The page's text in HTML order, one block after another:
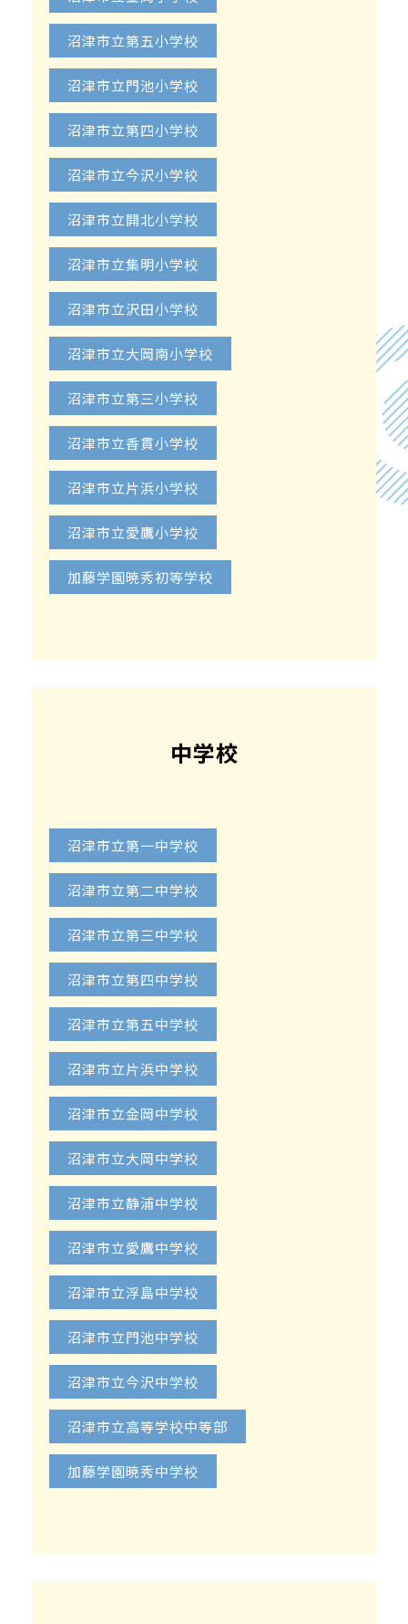
沼津市立第五小学校
沼津市立門池小学校
沼津市立第四小学校
沼津市立今沢小学校
沼津市立開北小学校
沼津市立集明小学校
沼津市立沢田小学校
沼津市立大岡南小学校
沼津市立第三小学校
沼津市立香貫小学校
沼津市立片浜小学校
沼津市立愛鷹小学校
加藤学園暁秀初等学校
中学校
沼津市立第一中学校
沼津市立第二中学校
沼津市立第三中学校
沼津市立第四中学校
沼津市立第五中学校
沼津市立片浜中学校
沼津市立金岡中学校
沼津市立大岡中学校
沼津市立静浦中学校
沼津市立愛鷹中学校
沼津市立浮島中学校
沼津市立門池中学校
沼津市立今沢中学校
沼津市立高等学校中等部
加藤学園暁秀中学校